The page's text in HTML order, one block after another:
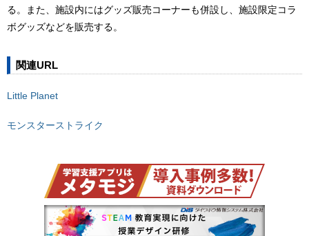
る。また、施設内にはグッズ販売コーナーも併設し、施設限定コラ
ボグッズなどを販売する。
関連URL
Little Planet
モンスターストライク